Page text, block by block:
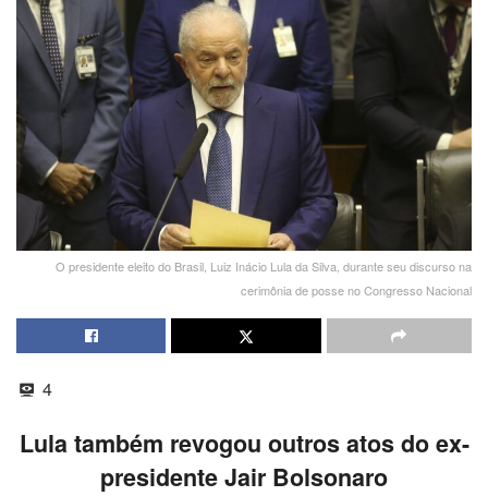
O presidente eleito do Brasil, Luiz Inácio Lula da Silva, durante seu discurso na
cerimônia de posse no Congresso Nacional
4
Lula também revogou outros atos do ex-
presidente Jair Bolsonaro